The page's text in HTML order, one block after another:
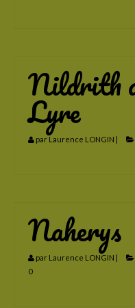
Meia Lima
Liana del Sol
Gaherys de La
Hestia de La Lyre
Nildrith
Lyre
par Laurence LONGIN |
Naherys
par Laurence LONGIN |
0